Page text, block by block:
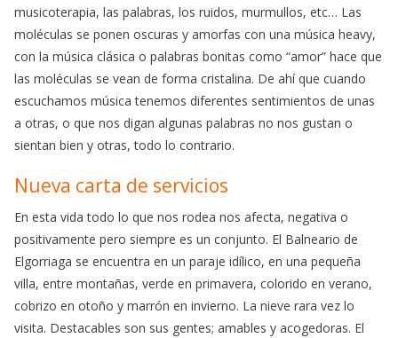
musicoterapia, las palabras, los ruidos, murmullos, etc… Las
moléculas se ponen oscuras y amorfas con una música heavy,
con la música clásica o palabras bonitas como “amor” hace que
las moléculas se vean de forma cristalina. De ahí que cuando
escuchamos música tenemos diferentes sentimientos de unas
a otras, o que nos digan algunas palabras no nos gustan o
sientan bien y otras, todo lo contrario.
Nueva carta de servicios
En esta vida todo lo que nos rodea nos afecta, negativa o
positivamente pero siempre es un conjunto. El Balneario de
Elgorriaga se encuentra en un paraje idílico, en una pequeña
villa, entre montañas, verde en primavera, colorido en verano,
cobrizo en otoño y marrón en invierno. La nieve rara vez lo
visita. Destacables son sus gentes; amables y acogedoras. El